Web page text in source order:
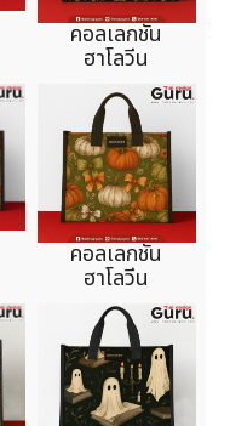
คอลเลกชัน
ฮาโลวีน
คอลเลกชัน
ฮาโลวีน